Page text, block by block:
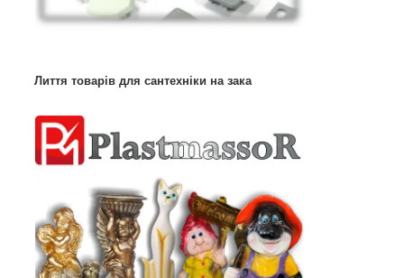
Лиття товарів для сантехніки на зака